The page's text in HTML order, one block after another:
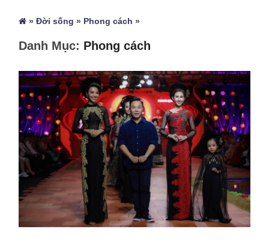
»Đời sống » Phong cách »
Danh Mục: Phong cách